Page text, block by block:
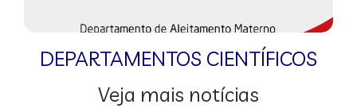
DEPARTAMENTOS CIENTÍFICOS
Veja mais notícias